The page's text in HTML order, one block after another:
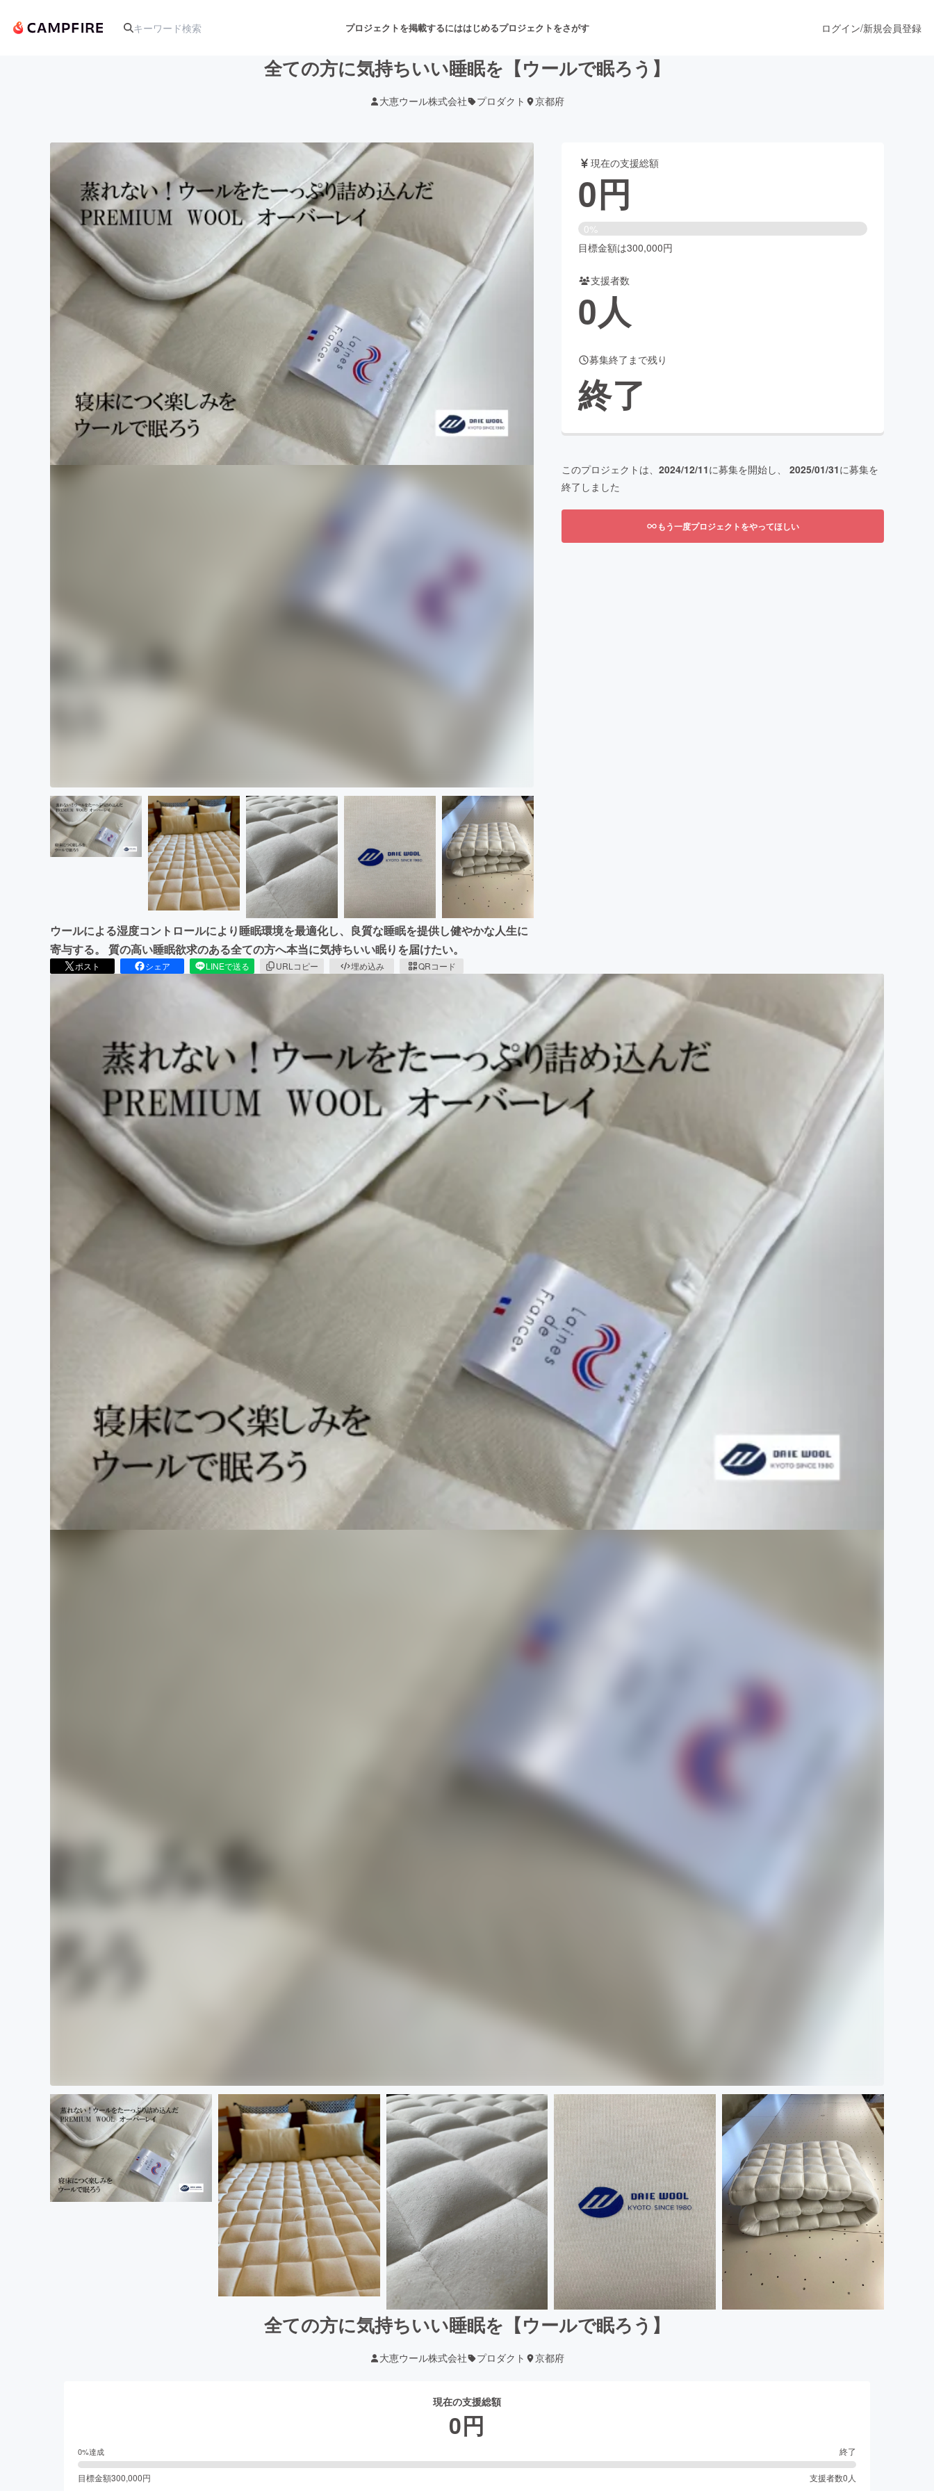
プロジェクトを掲載するにははじめるプロジェクトをさがす
アート・写真 音楽 舞台・パフォーマンス
テクノロジー・ガジェット ゲーム・サービス開発 フード・飲食店
書籍・雑誌出版
ビジネス・起業 チャレンジ ビューティー・ヘルスケア
まちづくり・地域活性化
CAMPFIRE for Social Good
CAMPFIREふるさと納税
ログイン/新規会員登録
全ての方に気持ちいい睡眠を【ウールで眠ろう】
大恵ウール株式会社 プロダクト 京都府
ウールによる湿度コントロールにより睡眠環境を最適化し、良質な睡眠を提供し健やかな人生に
寄与する。 質の高い睡眠欲求のある全ての方へ本当に気持ちいい眠りを届けたい。
ポスト シェア LINEで送る URLコピー 埋め込み QRコード
現在の支援総額
0円
0%
目標金額は300,000円
支援者数
0人
募集終了まで残り
終了
このプロジェクトは、 2024/12/11に募集を開始し、 2025/01/31に募集を
終了しました
もう一度プロジェクトをやってほしい
全ての方に気持ちいい睡眠を【ウールで眠ろう】
大恵ウール株式会社 プロダクト 京都府
現在の支援総額
0円
0%達成 終了
目標金額300,000円 支援者数0 人